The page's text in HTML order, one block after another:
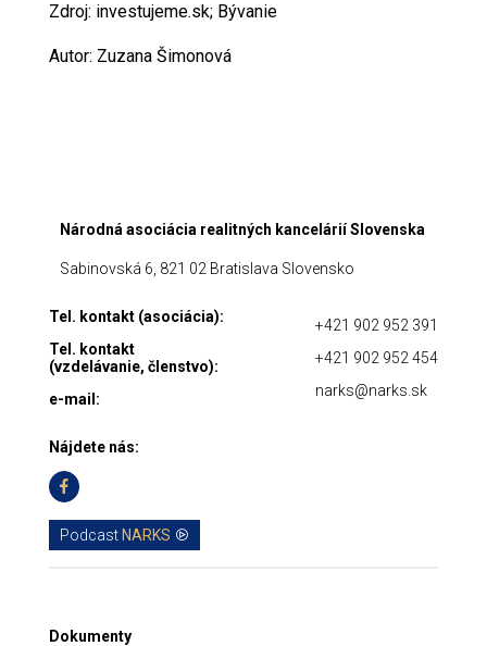
Zdroj: investujeme.sk; Bývanie
Autor: Zuzana Šimonová
Národná asociácia realitných kancelárií Slovenska
Sabinovská 6, 821 02 Bratislava Slovensko
Tel. kontakt (asociácia):
Tel. kontakt
(vzdelávanie, členstvo):
e-mail:
+421 902 952 391
+421 902 952 454
narks@narks.sk
Nájdete nás:
Podcast NARKS
Dokumenty